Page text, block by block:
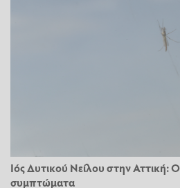
Ιός Δυτικού Νείλου στην Αττική:
συμπτώματα